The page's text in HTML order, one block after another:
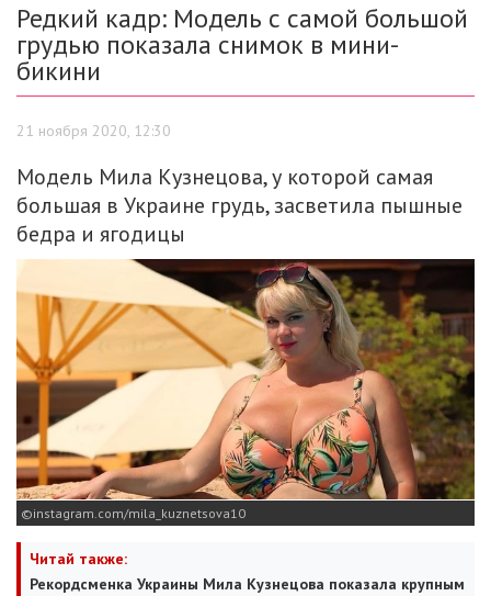
Редкий кадр: Модель с самой большой
грудью показала снимок в мини-
бикини
21 ноября 2020, 12:30
Модель Мила Кузнецова, у которой самая
большая в Украине грудь, засветила пышные
бедра и ягодицы
instagram.com/mila_kuznetsova10
Читай также:
Рекордсменка Украины Мила Кузнецова показала крупным